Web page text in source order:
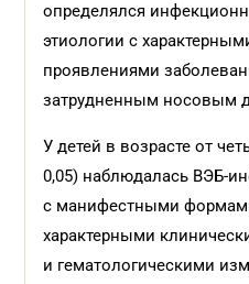
определялся
этиологии с
проявлениями
затрудненным носовым
У детей в возрасте от
0,05) наблюдалась ВЭБ-
с манифестными
характерными
и гематологическими